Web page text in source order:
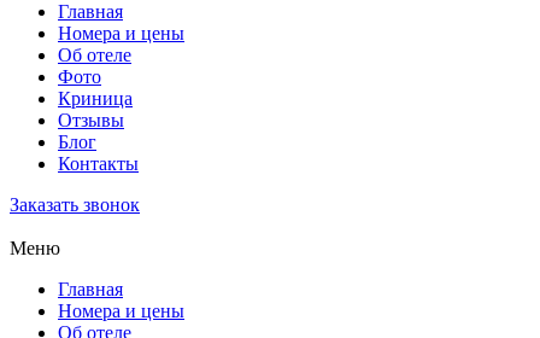
Главная
Номера и цены
Об отеле
Фото
Криница
Отзывы
Блог
Контакты
Заказать звонок
Меню
Главная
Номера и цены
Об отеле